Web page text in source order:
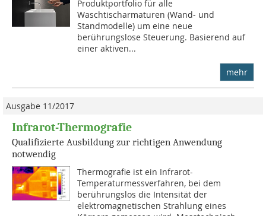
Produktportfolio für alle
Waschtischarmaturen (Wand- und
Standmodelle) um eine neue
berührungslose Steuerung. Basierend auf
einer aktiven...
mehr
Ausgabe 11/2017
Infrarot-Thermografie
Qualifizierte Ausbildung zur richtigen Anwendung
notwendig
Thermografie ist ein Infrarot-
Temperaturmessverfahren, bei dem
berührungslos die Intensität der
elektromagnetischen Strahlung eines